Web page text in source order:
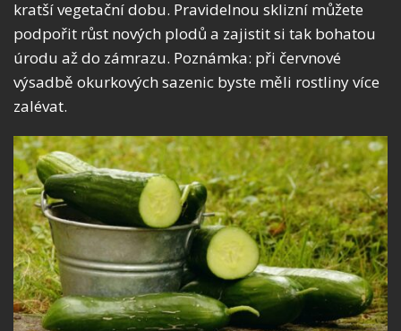
kratší vegetační dobu. Pravidelnou sklizní můžete
podpořit růst nových plodů a zajistit si tak bohatou
úrodu až do zámrazu. Poznámka: při červnové
výsadbě okurkových sazenic byste měli rostliny více
zalévat.